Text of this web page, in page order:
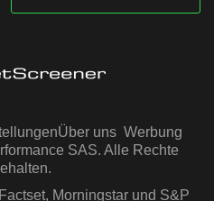
Über uns Werbung
SAS. Alle Rechte
Morningstar und S&P